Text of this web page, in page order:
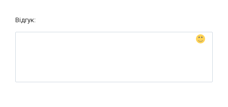
Відгук: